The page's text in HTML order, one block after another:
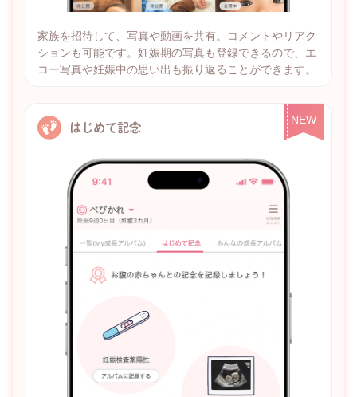
家族を招待して、写真や動画を共有。コメントやリアク
ションも可能です。妊娠期の写真も登録できるので、エ
コー写真や妊娠中の思い出も振り返ることができます。
NEW
はじめて記念